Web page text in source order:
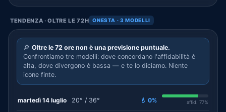
TENDENZA · OLTRE LE 72H ONESTA · 3 MODELLI
🔎 Oltre le 72 ore non è una previsione puntuale.
Confrontiamo tre modelli: dove concordano l'affidabilità è
alta, dove divergono è bassa — e te lo diciamo. Niente
icone finte.
martedì 14 luglio 20° / 36° 💧 0% affid. 77%